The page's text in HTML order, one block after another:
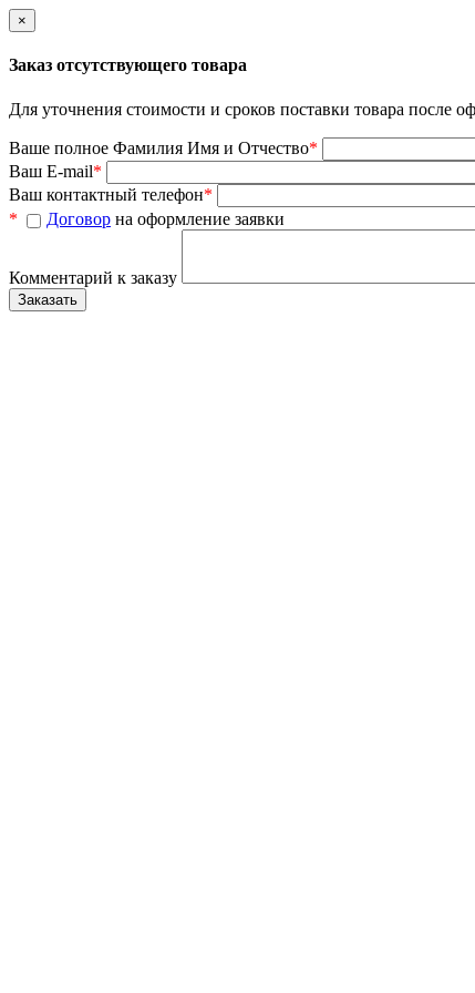
×
Заказ отсутствующего товара
Для уточнения стоимости и сроков поставки товара после
Ваше полное Фамилия Имя и Отчество*
Ваш E-mail*
Ваш контактный телефон*
*
Договор на оформление заявки
Комментарий к заказу